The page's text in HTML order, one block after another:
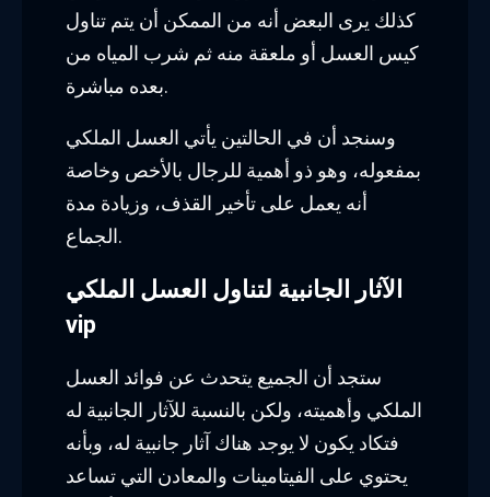
كذلك يرى البعض أنه من الممكن أن يتم تناول
كيس العسل أو ملعقة منه ثم شرب المياه من
بعده مباشرة.
وسنجد أن في الحالتين يأتي العسل الملكي
بمفعوله، وهو ذو أهمية للرجال بالأخص وخاصة
أنه يعمل على تأخير القذف، وزيادة مدة
الجماع.
الآثار الجانبية لتناول العسل الملكي
vip
ستجد أن الجميع يتحدث عن فوائد العسل
الملكي وأهميته، ولكن بالنسبة للآثار الجانبية له
فتكاد يكون لا يوجد هناك آثار جانبية له، وبأنه
يحتوي على الفيتامينات والمعادن التي تساعد